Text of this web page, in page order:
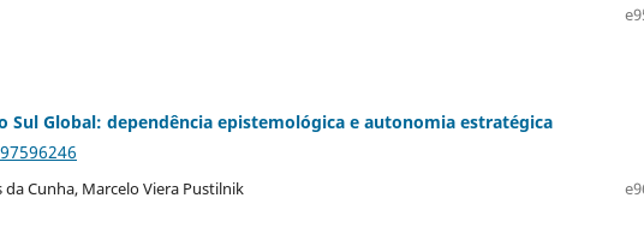
Sul Global: dependência epistemológica e autonomia estratégica
Cunha, Marcelo Viera Pustilnik